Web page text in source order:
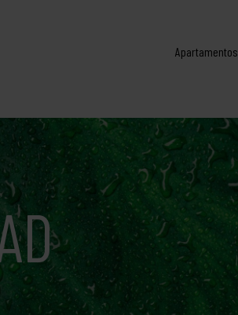
Apartamentos